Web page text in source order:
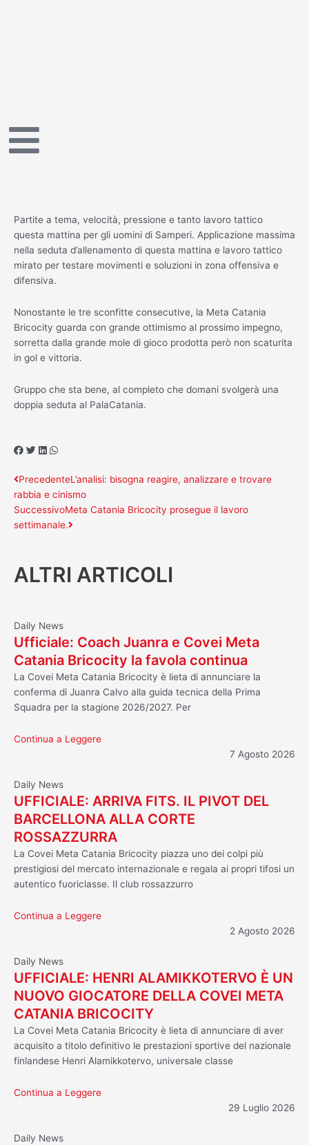
Partite a tema, velocità, pressione e tanto lavoro tattico
questa mattina per gli uomini di Samperi. Applicazione massima
nella seduta d’allenamento di questa mattina e lavoro tattico
mirato per testare movimenti e soluzioni in zona offensiva e
difensiva.
Nonostante le tre sconfitte consecutive, la Meta Catania
Bricocity guarda con grande ottimismo al prossimo impegno,
sorretta dalla grande mole di gioco prodotta però non scaturita
in gol e vittoria.
Gruppo che sta bene, al completo che domani svolgerà una
doppia seduta al PalaCatania.
Precedente
PrecedenteL’analisi: bisogna reagire, analizzare e trovare
rabbia e cinismo
SuccessivoMeta Catania Bricocity prosegue il lavoro
settimanale.
Successivo
ALTRI ARTICOLI
Daily News
Ufficiale: Coach Juanra e Covei Meta
Catania Bricocity la favola continua
La Covei Meta Catania Bricocity è lieta di annunciare la
conferma di Juanra Calvo alla guida tecnica della Prima
Squadra per la stagione 2026/2027. Per
Continua a Leggere
7 Agosto 2026
Daily News
UFFICIALE: ARRIVA FITS. IL PIVOT DEL
BARCELLONA ALLA CORTE
ROSSAZZURRA
La Covei Meta Catania Bricocity piazza uno dei colpi più
prestigiosi del mercato internazionale e regala ai propri tifosi un
autentico fuoriclasse. Il club rossazzurro
Continua a Leggere
2 Agosto 2026
Daily News
UFFICIALE: HENRI ALAMIKKOTERVO È UN
NUOVO GIOCATORE DELLA COVEI META
CATANIA BRICOCITY
La Covei Meta Catania Bricocity è lieta di annunciare di aver
acquisito a titolo definitivo le prestazioni sportive del nazionale
finlandese Henri Alamikkotervo, universale classe
Continua a Leggere
29 Luglio 2026
Daily News